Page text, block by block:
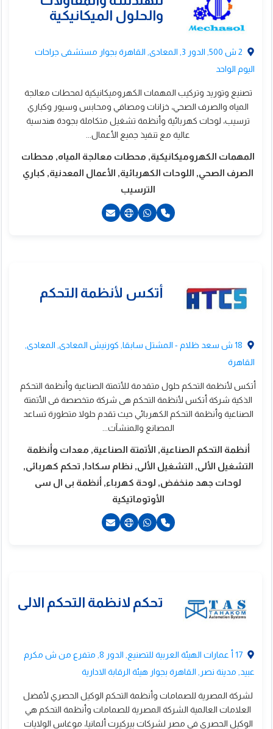
والتهوية
2 ش 500, الدور 3, المعادى, القاهرة بجوار مستشفى جراحات
اليوم الواحد
تصنيع وتوريد وتركيب المهمات الكهروميكانيكية لمحطات معالجة
المياه والصرف الصحي، خزانات ومصافي ومحابس وسيور وكباري
ترسيب، لوحات كهربائية وأنظمة تشغيل متكاملة بجودة هندسية
عالية مع تنفيذ جميع الأعمال...
المهمات الكهروميكانيكية, محطات معالجة المياه, محطات
الصرف الصحي, اللوحات الكهربائية, الأعمال المعدنية, كباري
الترسيب
18 ش سعد ظلام - المشتل سابقا, كورنيش المعادى, المعادى,
القاهرة
أتكس لأنظمة التحكم حلول متقدمة للأتمتة الصناعية وأنظمة التحكم
الذكية شركة أتكس لأنظمة التحكم هى شركة متخصصة فى الأتمتة
الصناعية وأنظمة التحكم الكهربائي حيث تقدم حلولا متطورة تساعد
المصانع والمنشآت...
أنظمة التحكم الصناعية, الأتمتة الصناعية, معدات وأنظمة
التشغيل الألى, التشغيل الألى, نظام سكادا, تحكم كهربائى,
لوحات جهد منخفض, لوحة كهرباء, أنظمة بى ال سى
الأوتوماتيكية
17 أ عمارات الهيئة العربية للتصنيع, الدور 8, متفرع من ش مكرم
عبيد, مدينة نصر, القاهرة بجوار هيئة الرقابة الادارية
لشركة المصرية للصمامات وأنظمة التحكم الوكيل الحصري لأفضل
العلامات العالمية الشركة المصرية للصمامات وأنظمة التحكم هي
الوكيل الحصري في مصر لشركات بيركيرت ألمانيا، موغاس الولايات